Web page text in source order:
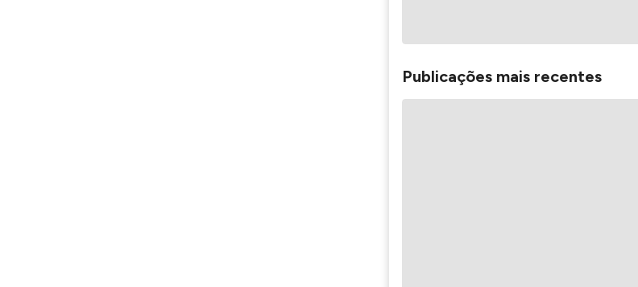
Publicações mais recentes